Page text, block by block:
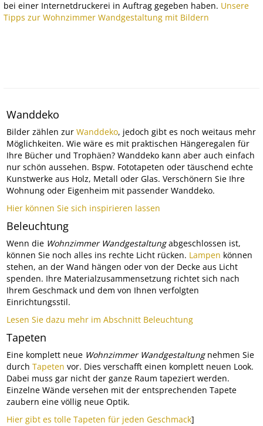
bei einer Internetdruckerei in Auftrag gegeben haben. Unsere
Tipps zur Wohnzimmer Wandgestaltung mit Bildern
Wanddeko
Bilder zählen zur Wanddeko, jedoch gibt es noch weitaus mehr
Möglichkeiten. Wie wäre es mit praktischen Hängeregalen für
Ihre Bücher und Trophäen? Wanddeko kann aber auch einfach
nur schön aussehen. Bspw. Fototapeten oder täuschend echte
Kunstwerke aus Holz, Metall oder Glas. Verschönern Sie Ihre
Wohnung oder Eigenheim mit passender Wanddeko.
Hier können Sie sich inspirieren lassen
Beleuchtung
Wenn die Wohnzimmer Wandgestaltungabgeschlossen ist,
können Sie noch alles ins rechte Licht rücken. Lampen können
stehen, an der Wand hängen oder von der Decke aus Licht
spenden. Ihre Materialzusammensetzung richtet sich nach
Ihrem Geschmack und dem von Ihnen verfolgten
Einrichtungsstil.
Lesen Sie dazu mehr im Abschnitt Beleuchtung
Tapeten
Eine komplett neue Wohnzimmer Wandgestaltungnehmen Sie
durch Tapeten vor. Dies verschafft einen komplett neuen Look.
Dabei muss gar nicht der ganze Raum tapeziert werden.
Einzelne Wände versehen mit der entsprechenden Tapete
zaubern eine völlig neue Optik.
Hier gibt es tolle Tapeten für jeden Geschmack]